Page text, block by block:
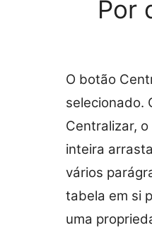
Por
O botão
selecionado.
Centralizar,
inteira
vários
tabela em si
uma